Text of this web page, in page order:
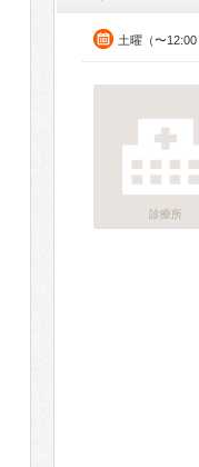
土曜（〜12:00
診療所